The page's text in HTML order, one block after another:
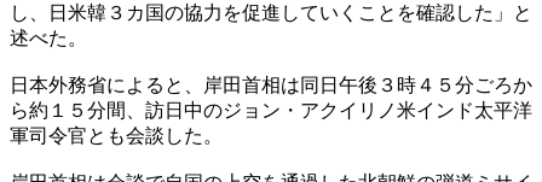
し、日米韓３カ国の協力を促進していくことを確認した」と
述べた。
日本外務省によると、岸田首相は同日午後３時４５分ごろか
ら約１５分間、訪日中のジョン・アクイリノ米インド太平洋
軍司令官とも会談した。